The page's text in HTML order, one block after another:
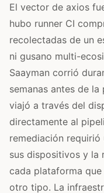
El vector de axios
hubo runner CI
recolectadas de un
ni gusano multi-
Saayman corrió
semanas antes de
viajó a través del
directamente al
remediación
sus dispositivos y la
cada plataforma
otro tipo. La